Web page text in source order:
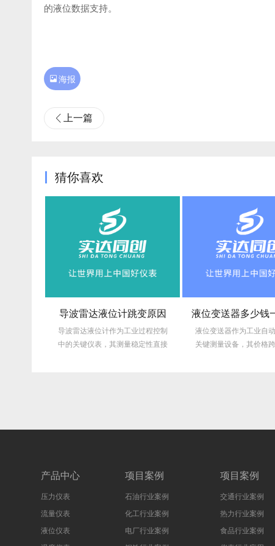
的液位数据支持。
海报
上一篇
猜你喜欢
导波雷达液位计跳变原因
导波雷达液位计作为工业过程控制
中的关键仪表，其测量稳定性直接
液位变送器多少钱一个（压力变送器厂家排名）
液位变送器作为工业自动化领域的
关键测量设备，其价格跨度从几十
产品中心
压力仪表
流量仪表
液位仪表
项目案例
石油行业案例
化工行业案例
电厂行业案例
项目案例
交通行业案例
热力行业案例
食品行业案例